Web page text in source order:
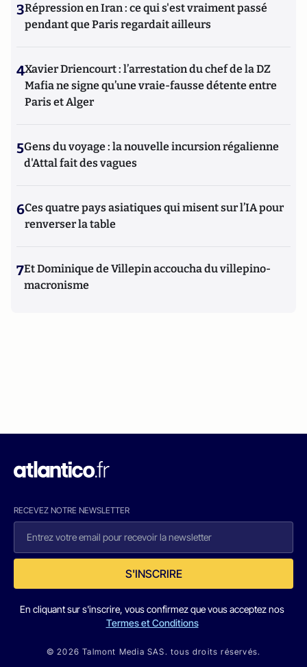
3Répression en Iran : ce qui s'est vraiment passé
pendant que Paris regardait ailleurs
4Xavier Driencourt : l’arrestation du chef de la DZ
Mafia ne signe qu’une vraie-fausse détente entre
Paris et Alger
5Gens du voyage : la nouvelle incursion régalienne
d'Attal fait des vagues
6Ces quatre pays asiatiques qui misent sur l’IA pour
renverser la table
7Et Dominique de Villepin accoucha du villepino-
macronisme
RECEVEZ NOTRE NEWSLETTER
S'INSCRIRE
En cliquant sur s'inscrire, vous confirmez que vous acceptez nos
Termes et Conditions
© 2026 Talmont Media SAS. tous droits réservés.